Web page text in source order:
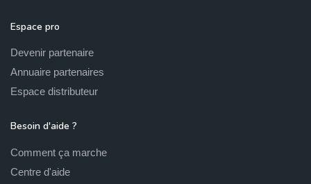
Espace pro
Devenir partenaire
Annuaire partenaires
Espace distributeur
Besoin d'aide ?
Comment ça marche
Centre d'aide